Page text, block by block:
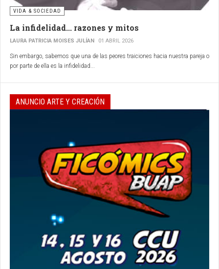
VIDA & SOCIEDAD
La infidelidad... razones y mitos
LAURA PATRICIA MOISES JULÍAN 01 ABRIL 2026
Sin embargo, sabemos que una de las peores traiciones hacia nuestra pareja o
por parte de ella es la infidelidad...
ANUNCIO ARTE Y CREACIÓN